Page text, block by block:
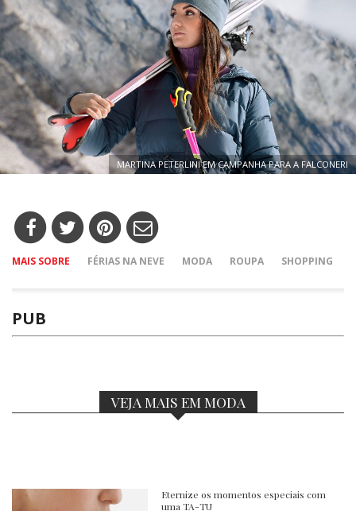
MARTINA PETERLINI EM CAMPANHA PARA A FALCONERI
MAIS SOBRE FÉRIAS NA NEVE MODA ROUPA SHOPPING
PUB
VEJA MAIS EM MODA
Eternize os momentos especiais com
uma TA-TU